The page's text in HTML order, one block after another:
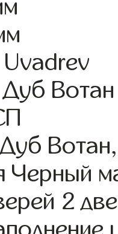
Вотан
Черный
2